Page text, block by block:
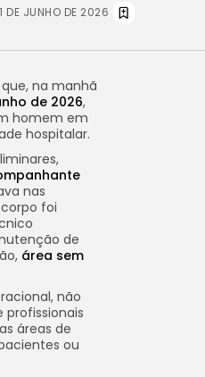
1 DE JUNHO DE 2026
na manhã
de 2026,
homem em
hospitalar.
nas
foi
de
área sem
não
as áreas de
ou